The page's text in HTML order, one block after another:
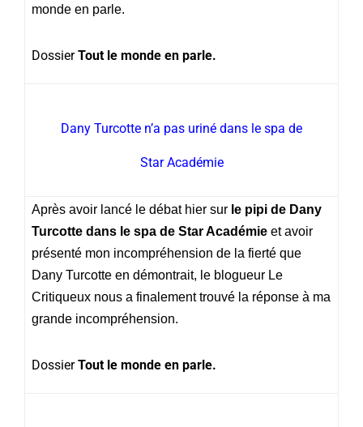
monde en parle.
DossierTout le monde en parle.
Dany Turcotte n’a pas uriné dans le spa de
Star Académie
Après avoir lancé le débat hier sur le pipi de Dany
Turcotte dans le spa de Star Académie et avoir
présenté mon incompréhension de la fierté que
Dany Turcotte en démontrait, le blogueur Le
Critiqueux nous a finalement trouvé la réponse à ma
grande incompréhension.
DossierTout le monde en parle.